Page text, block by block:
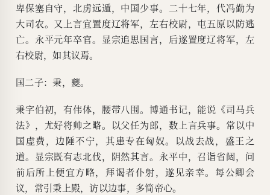
卑保塞自守，北虏远遁，中国少事。二十七年，代冯勤为
大司农。又上言宜置度辽将军，左右校尉，屯五原以防逃
亡。永平元年卒官。显宗追思国言，后遂置度辽将军，左
右校尉，如其议焉。
国二子：秉，夔。
秉字伯初，有伟体，腰带八围。博通书记，能说《司马兵
法》，尤好将帅之略。以父任为郎，数上言兵事。常以中
国虚费，边陲不宁，其患专在匈奴。以战去战，盛王之
道。显宗既有志北伐，阴然其言。永平中，召诣省闼，问
前后所上便宜方略，拜谒者仆射，遂见亲幸。每公卿会
议，常引秉上殿，访以边事，多简帝心。